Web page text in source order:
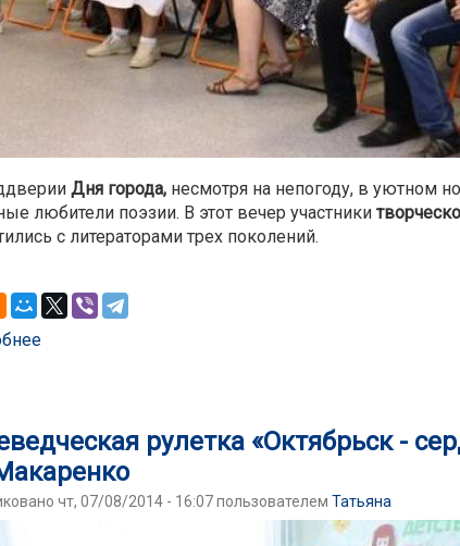
Дня города, несмотря на непогоду, в уютном
любители поэзии. В этот вечер участники
с литераторами трех поколений.
рулетка «Октябрьск -
чт, 07/08/2014 - 16:07 пользователем Татьяна